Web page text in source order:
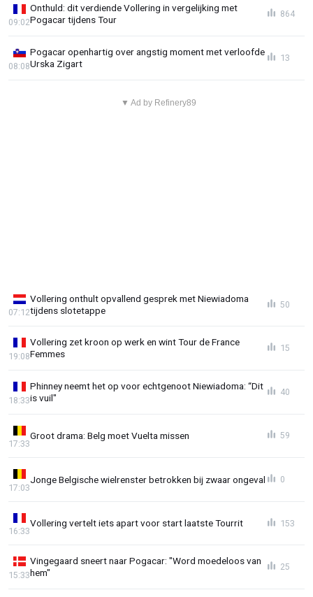
Onthuld: dit verdiende Vollering in vergelijking met
Pogacar tijdens Tour
09:02
864
Pogacar openhartig over angstig moment met verloofde
Urska Zigart
08:08
13
▼ Ad by Refinery89
Vollering onthult opvallend gesprek met Niewiadoma
tijdens slotetappe
07:12
50
Vollering zet kroon op werk en wint Tour de France
Femmes
19:08
15
Phinney neemt het op voor echtgenoot Niewiadoma: “Dit
is vuil"
18:33
40
Groot drama: Belg moet Vuelta missen
17:33
59
Jonge Belgische wielrenster betrokken bij zwaar ongeval
17:03
0
Vollering vertelt iets apart voor start laatste Tourrit
16:33
153
Vingegaard sneert naar Pogacar: "Word moedeloos van
hem"
15:33
25